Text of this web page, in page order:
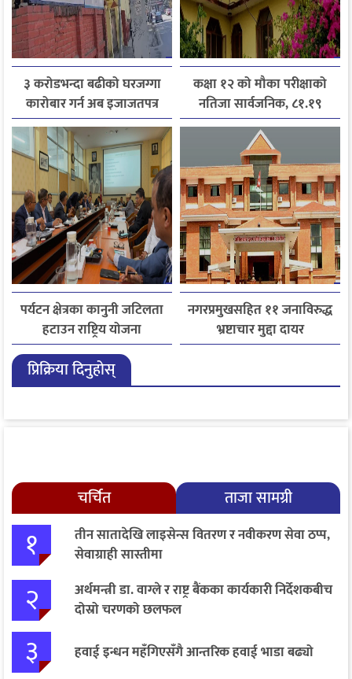
३ करोडभन्दा बढीको घरजग्गा
कारोबार गर्न अब इजाजतपत्र
अनिवार्य
कक्षा १२ को मौका परीक्षाको
नतिजा सार्वजनिक, ८१.१९
प्रतिशत विद्यार्थी उत्तीर्ण
पर्यटन क्षेत्रका कानुनी जटिलता
हटाउन राष्ट्रिय योजना
आयोगसमक्ष होटल संघ
बागमतीका पाँचबुँदे माग
नगरप्रमुखसहित ११ जनाविरुद्ध
भ्रष्टाचार मुद्दा दायर
प्रिक्रिया दिनुहोस्
चर्चित ताजा सामग्री
१
तीन सातादेखि लाइसेन्स वितरण र नवीकरण सेवा ठप्प,
सेवाग्राही सास्तीमा
२
अर्थमन्त्री डा. वाग्ले र राष्ट्र बैंकका कार्यकारी निर्देशकबीच
दोस्रो चरणको छलफल
३ हवाई इन्धन महँगिएसँगै आन्तरिक हवाई भाडा बढ्यो